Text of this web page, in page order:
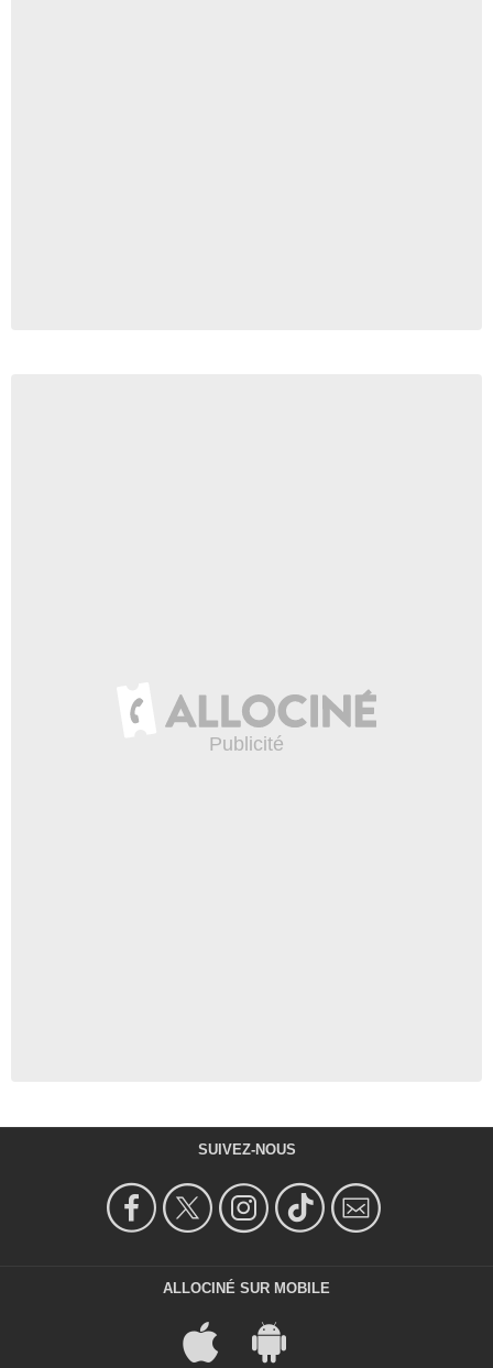
SUIVEZ-NOUS
ALLOCINÉ SUR MOBILE